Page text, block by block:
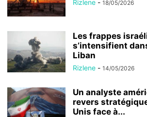
Rizlene - 18/05/2026
Les frappes
s’intensifient
Liban
Rizlene - 14/05/2026
Un analyste
revers
Unis face à...